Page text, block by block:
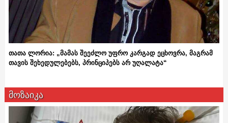
თათა ლორია: „მამას შეეძლო უფრო კარგად ეცხოვრა, მაგრამ
თავის შეხედულებებს, პრინციპებს არ უღალატა“
მოზაიკა